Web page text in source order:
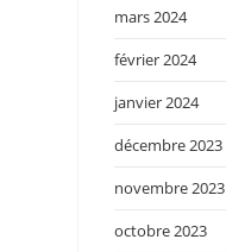
mars 2024
février 2024
janvier 2024
décembre 2023
novembre 2023
octobre 2023